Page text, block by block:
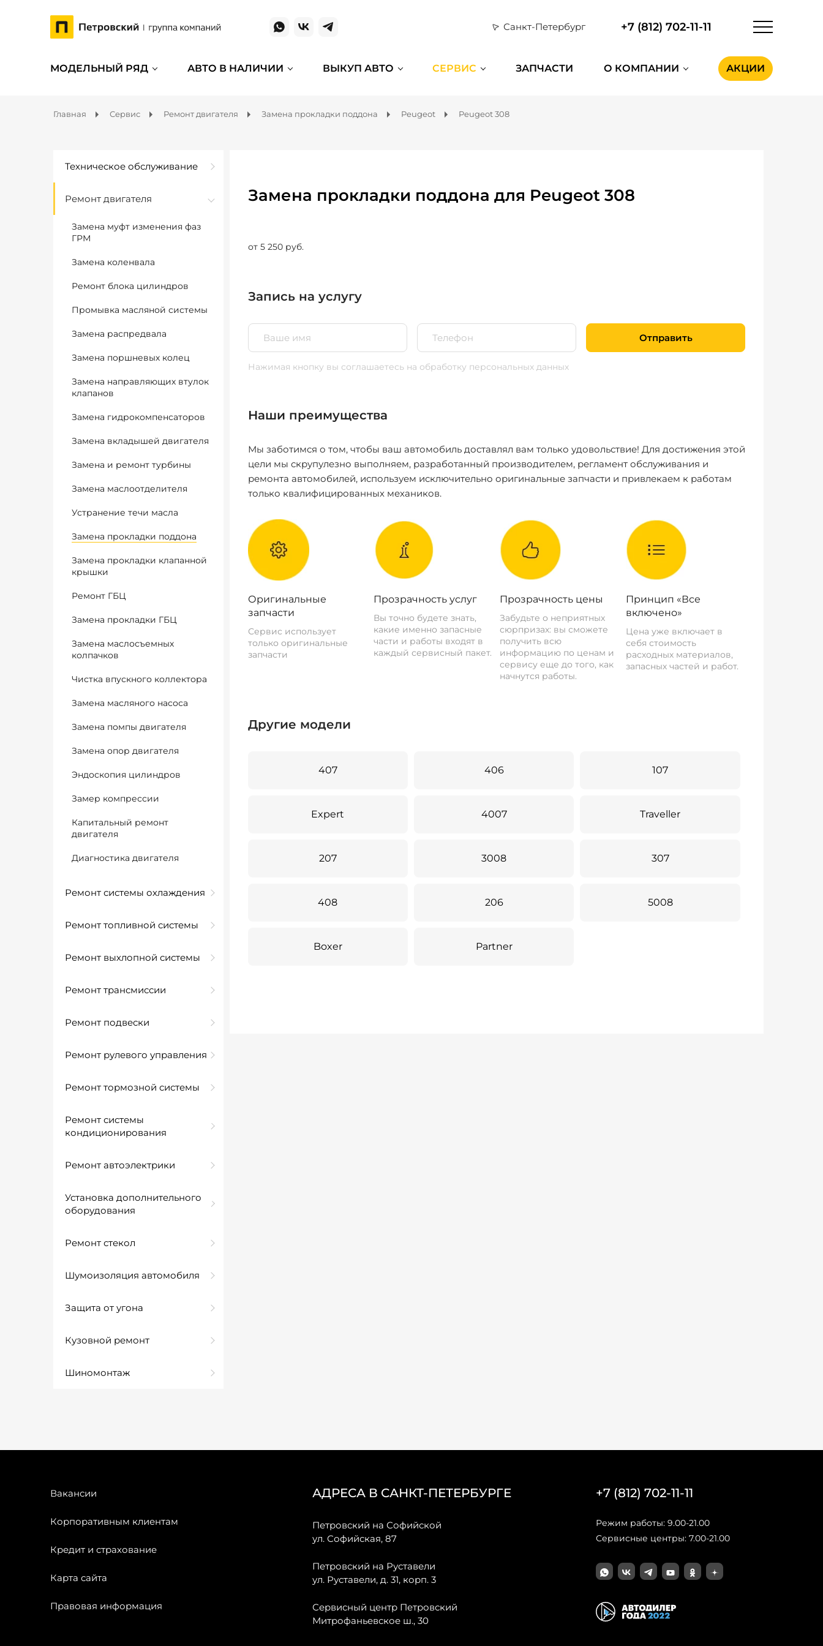
Санкт-Петербург +7 (812) 702-11-11
МОДЕЛЬНЫЙ РЯД АВТО В НАЛИЧИИ ВЫКУП АВТО СЕРВИС ЗАПЧАСТИ О КОМПАНИИ АКЦИИ
Главная Сервис Ремонт двигателя Замена прокладки поддона Peugeot Peugeot 308
Техническое обслуживание
Ремонт двигателя
Замена муфт изменения фаз
ГРМ
Замена коленвала
Ремонт блока цилиндров
Промывка масляной системы
Замена распредвала
Замена поршневых колец
Замена направляющих втулок
клапанов
Замена гидрокомпенсаторов
Замена вкладышей двигателя
Замена и ремонт турбины
Замена маслоотделителя
Устранение течи масла
Замена прокладки поддона
Замена прокладки клапанной
крышки
Ремонт ГБЦ
Замена прокладки ГБЦ
Замена маслосъемных
колпачков
Чистка впускного коллектора
Замена масляного насоса
Замена помпы двигателя
Замена опор двигателя
Эндоскопия цилиндров
Замер компрессии
Капитальный ремонт
двигателя
Диагностика двигателя
Ремонт системы охлаждения
Ремонт топливной системы
Ремонт выхлопной системы
Ремонт трансмиссии
Ремонт подвески
Ремонт рулевого управления
Ремонт тормозной системы
Ремонт системы
кондиционирования
Ремонт автоэлектрики
Установка дополнительного
оборудования
Ремонт стекол
Шумоизоляция автомобиля
Защита от угона
Кузовной ремонт
Шиномонтаж
Замена прокладки поддона для Peugeot 308
от 5 250 руб.
Запись на услугу
Отправить
Нажимая кнопку вы соглашаетесь на обработку персональных данных
Наши преимущества
Мы заботимся о том, чтобы ваш автомобиль доставлял вам только удовольствие! Для достижения этой
цели мы скрупулезно выполняем, разработанный производителем, регламент обслуживания и
ремонта автомобилей, используем исключительно оригинальные запчасти и привлекаем к работам
только квалифицированных механиков.
Оригинальные
запчасти
Сервис использует
только оригинальные
запчасти
Прозрачность услуг
Вы точно будете знать,
какие именно запасные
части и работы входят в
каждый сервисный пакет.
Прозрачность цены
Забудьте о неприятных
сюрпризах: вы сможете
получить всю
информацию по ценам и
сервису еще до того, как
начнутся работы.
Принцип «Все
включено»
Цена уже включает в
себя стоимость
расходных материалов,
запасных частей и работ.
Другие модели
407 406 107
Expert 4007 Traveller
207 3008 307
408 206 5008
Boxer Partner
Вакансии
Корпоративным клиентам
Кредит и страхование
Карта сайта
Правовая информация
АДРЕСА В САНКТ-ПЕТЕРБУРГЕ
Петровский на Софийской
ул. Софийская, 87
Петровский на Руставели
ул. Руставели, д. 31, корп. 3
Сервисный центр Петровский
Митрофаньевское ш., 30
+7 (812) 702-11-11
Режим работы: 9.00-21.00
Сервисные центры: 7.00-21.00